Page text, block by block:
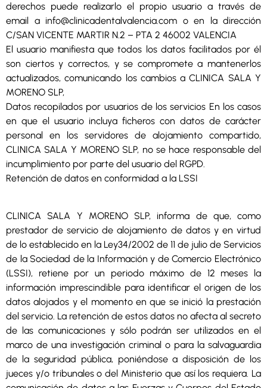
derechos puede realizarlo el propio usuario a través de
email a info@clinicadentalvalencia.com o en la dirección
C/SAN VICENTE MARTIR N.2 – PTA 2 46002 VALENCIA
El usuario manifiesta que todos los datos facilitados por él
son ciertos y correctos, y se compromete a mantenerlos
actualizados, comunicando los cambios a CLINICA SALA Y
MORENO SLP,
Datos recopilados por usuarios de los servicios En los casos
en que el usuario incluya ficheros con datos de carácter
personal en los servidores de alojamiento compartido,
CLINICA SALA Y MORENO SLP, no se hace responsable del
incumplimiento por parte del usuario del RGPD.
Retención de datos en conformidad a la LSSI
CLINICA SALA Y MORENO SLP, informa de que, como
prestador de servicio de alojamiento de datos y en virtud
de lo establecido en la Ley34/2002 de 11 de julio de Servicios
de la Sociedad de la Información y de Comercio Electrónico
(LSSI), retiene por un periodo máximo de 12 meses la
información imprescindible para identificar el origen de los
datos alojados y el momento en que se inició la prestación
del servicio. La retención de estos datos no afecta al secreto
de las comunicaciones y sólo podrán ser utilizados en el
marco de una investigación criminal o para la salvaguardia
de la seguridad pública, poniéndose a disposición de los
jueces y/o tribunales o del Ministerio que así los requiera. La